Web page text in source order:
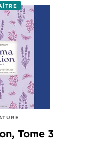
Tome 3